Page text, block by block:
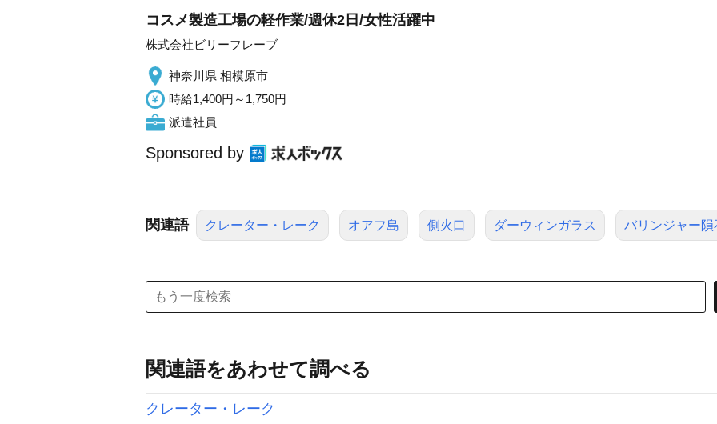
コスメ製造工場の軽作業/週休2日/女性活躍中
株式会社ビリーフレーブ
神奈川県 相模原市
時給1,400円～1,750円
派遣社員
Sponsored by
関連語 クレーター・レーク オアフ島 側火口 ダーウィンガラス バリンジャー隕
関連語をあわせて調べる
クレーター・レーク